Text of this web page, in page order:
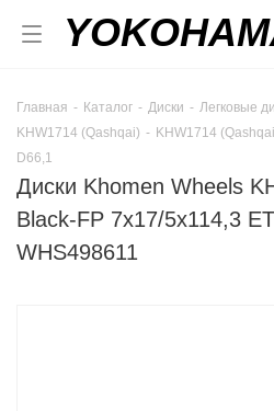
Главная - Каталог - Диски - Легковые
KHW1714 (Qashqai) - KHW1714
D66,1
Диски Khomen Wheels
Black-FP 7x17/5x114,3
WHS498611